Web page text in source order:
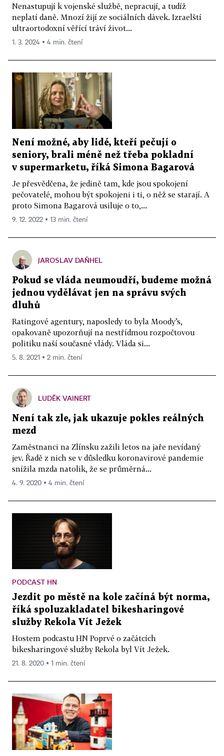
Nenastupují k vojenské službě, nepracují, a tudíž
neplatí daně. Mnozí žijí ze sociálních dávek. Izraelští
ultraortodoxní věřící tráví život...
1. 3. 2024 ▪ 4 min. čtení
Není možné, aby lidé, kteří pečují o
seniory, brali méně než třeba pokladní
v supermarketu, říká Simona Bagarová
Je přesvědčena, že jedině tam, kde jsou spokojení
pečovatelé, mohou být spokojeni i ti, o něž se starají. A
proto Simona Bagarová usiluje o to,...
9. 12. 2022 ▪ 13 min. čtení
JAROSLAV DAŇHEL
Pokud se vláda neumoudří, budeme možná
jednou vydělávat jen na správu svých
dluhů
Ratingové agentury, naposledy to byla Moody’s,
opakovaně upozorňují na nestřídmou rozpočtovou
politiku naší současné vlády. Vláda si...
5. 8. 2021 ▪ 2 min. čtení
LUDĚK VAINERT
Není tak zle, jak ukazuje pokles reálných
mezd
Zaměstnanci na Zlínsku zažili letos na jaře nevídaný
jev. Řadě z nich se v důsledku koronavirové pandemie
snížila mzda natolik, že se průměrná...
4. 9. 2020 ▪ 4 min. čtení
PODCAST HN
Jezdit po městě na kole začíná být norma,
říká spoluzakladatel bikesharingové
služby Rekola Vít Ježek
Hostem podcastu HN Poprvé o začátcích
bikesharingové služby Rekola byl Vít Ježek.
21. 8. 2020 ▪ 1 min. čtení